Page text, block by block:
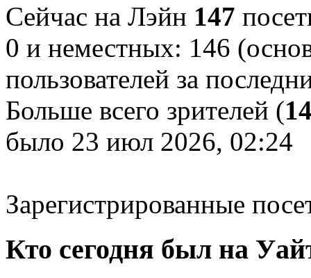
Сейчас на Лэйн 147
0 и неместных: 146
пользователей за
Больше всего зрителей (
было 23 июл 2026, 02:24
Зарегистрированные
Кто сегодня был на